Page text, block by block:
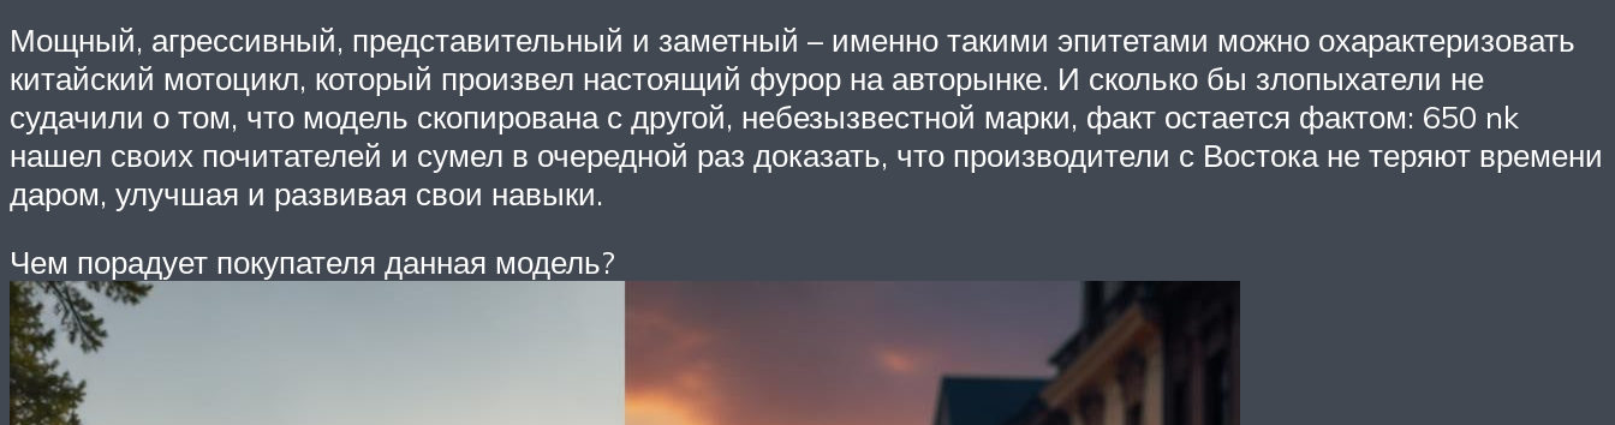
Мощный, агрессивный, представительный и заметный – именно такими эпитетами можно охарактеризовать
китайский мотоцикл, который произвел настоящий фурор на авторынке. И сколько бы злопыхатели не
судачили о том, что модель скопирована с другой, небезызвестной марки, факт остается фактом: 650 nk
нашел своих почитателей и сумел в очередной раз доказать, что производители с Востока не теряют времени
даром, улучшая и развивая свои навыки.
Чем порадует покупателя данная модель?